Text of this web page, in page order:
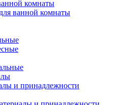
комнаты
ванной комнаты
и принадлежности